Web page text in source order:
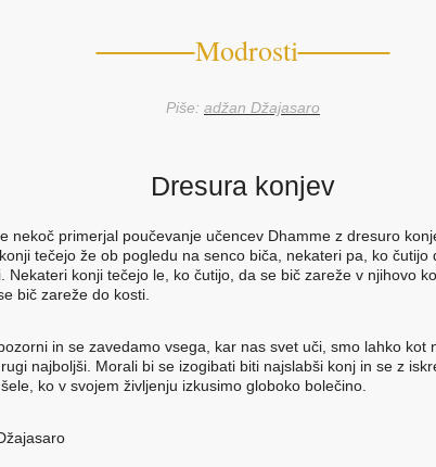
Modrosti
Piše: adžan Džajasaro
Dresura konjev
nekoč primerjal poučevanje učencev Dhamme z dresuro
tečejo že ob pogledu na senco biča, nekateri pa, ko čutijo
Nekateri konji tečejo le, ko čutijo, da se bič zareže v njihovo
bič zareže do kosti.
in se zavedamo vsega, kar nas svet uči, smo lahko kot
najboljši. Morali bi se izogibati biti najslabši konj in se z
ko v svojem življenju izkusimo globoko bolečino.